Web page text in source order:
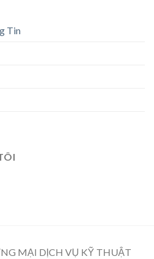
Tin
MẠI DỊCH VỤ KỸ THUẬT